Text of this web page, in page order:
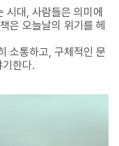
시대, 사람들은 의미에
은 오늘날의 위기를 헤
소통하고, 구체적인 문
기한다.